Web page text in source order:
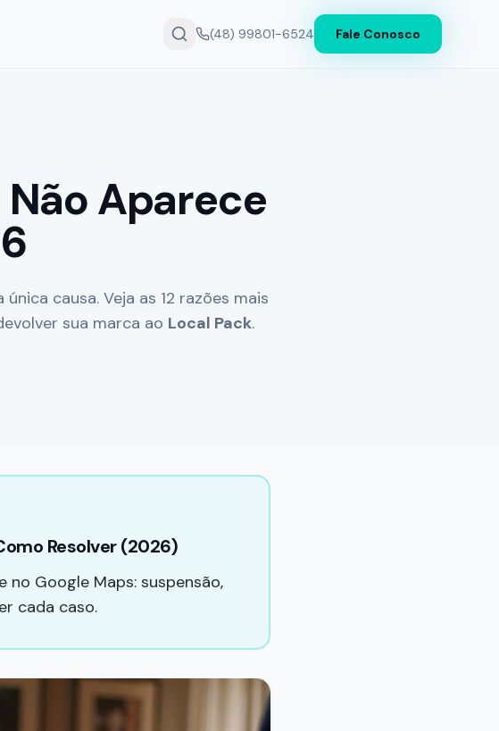
(48) 99801-6524 Fale Conosco
Aparece
causa. Veja as 12 razões mais
sua marca ao Local Pack.
Resolver (2026)
Google Maps: suspensão,
cada caso.